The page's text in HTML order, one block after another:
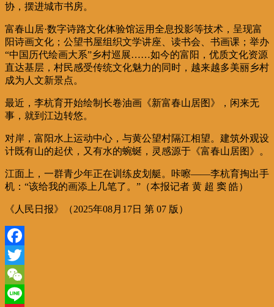
协，摆进城市书房。
富春山居·数字诗路文化体验馆运用全息投影等技术，呈现富
阳诗画文化；公望书屋组织文学讲座、读书会、书画课；举办
“中国历代绘画大系”乡村巡展……如今的富阳，优质文化资源
直达基层，村民感受传统文化魅力的同时，越来越多美丽乡村
成为人文新景点。
最近，李杭育开始绘制长卷油画《新富春山居图》，闲来无
事，就到江边转悠。
对岸，富阳水上运动中心，与黄公望村隔江相望。建筑外观设
计既有山的起伏，又有水的蜿蜒，灵感源于《富春山居图》。
江面上，一群青少年正在训练皮划艇。咔嚓——李杭育掏出手
机：“该给我的画添上几笔了。”（本报记者 黄 超 窦 皓）
《人民日报》（2025年08月17日 第 07 版）
Facebook
Twitter
WeChat